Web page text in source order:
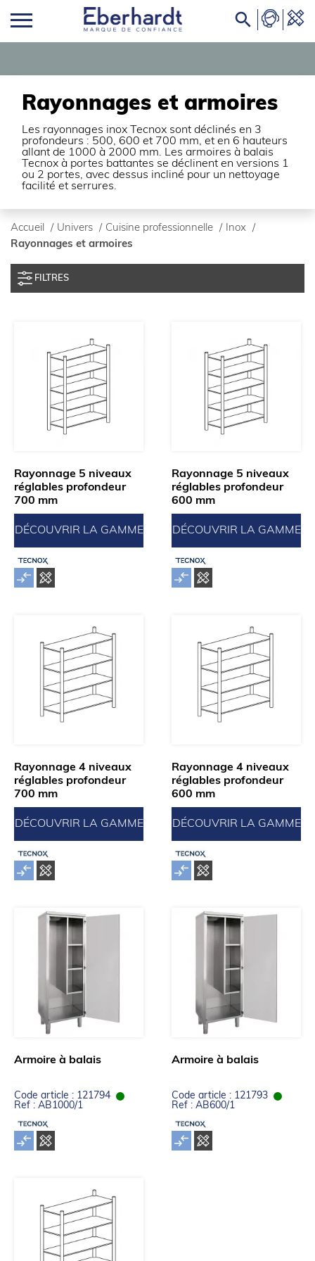

Rayonnages et armoires
Les rayonnages inox Tecnox sont déclinés en 3
profondeurs : 500, 600 et 700 mm, et en 6 hauteurs
allant de 1000 à 2000 mm. Les armoires à balais
Tecnox à portes battantes se déclinent en versions 1
ou 2 portes, avec dessus incliné pour un nettoyage
facilité et serrures.
Accueil / Univers / Cuisine professionnelle / Inox /
Rayonnages et armoires
FILTRES
Rayonnage 5 niveaux
réglables profondeur
700 mm
DÉCOUVRIR LA GAMME
Rayonnage 5 niveaux
réglables profondeur
600 mm
DÉCOUVRIR LA GAMME
Rayonnage 4 niveaux
réglables profondeur
700 mm
DÉCOUVRIR LA GAMME
Rayonnage 4 niveaux
réglables profondeur
600 mm
DÉCOUVRIR LA GAMME
Armoire à balais
Code article : 121794
Ref : AB1000/1
Armoire à balais
Code article : 121793
Ref : AB600/1